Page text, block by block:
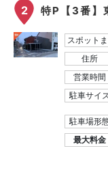
2 特P【3番】
スポット
住所
営業時間
駐車サイ
駐車場形
最大料金